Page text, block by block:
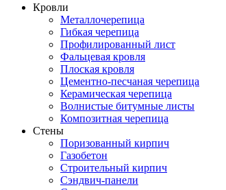
Кровли
Металлочерепица
Гибкая черепица
Профилированный лист
Фальцевая кровля
Плоская кровля
Цементно-песчаная черепица
Керамическая черепица
Волнистые битумные листы
Композитная черепица
Стены
Поризованный кирпич
Газобетон
Строительный кирпич
Сэндвич-панели